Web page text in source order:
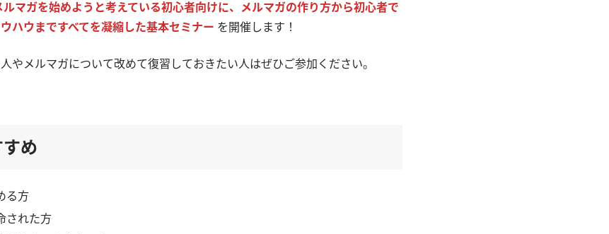
ルマガを始めようと考えている初心者向けに、メルマガの作り方から初心者で
ハウまですべてを凝縮した基本セミナー を開催します！
やメルマガについて改めて復習しておきたい人はぜひご参加ください。
め
る方
された方